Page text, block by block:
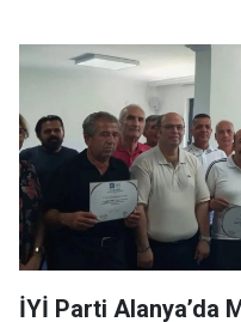
İYİ Parti Alanya’da